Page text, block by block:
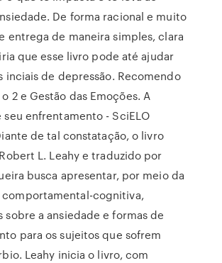
De forma racional e muito
entrega de maneira simples, clara
que esse livro pode até ajudar
inciais de depressão. Recomendo
2 e Gestão das Emoções. A
seu enfrentamento - SciELO
de tal constatação, o livro
L. Leahy e traduzido por
busca apresentar, por meio da
cognitiva,
sobre a ansiedade e formas de
para os sujeitos que sofrem
Leahy inicia o livro, com